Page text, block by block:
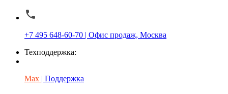
+7 495 648-60-70 | Офис продаж, Москва
Техподдержка:
Max | Поддержка